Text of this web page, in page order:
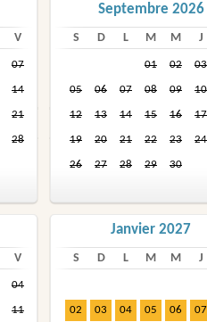
V
07
14
21
28
Septembre 2026
S D L M M J
01 02 03
05 06 07 08 09 10
12 13 14 15 16 17
19 20 21 22 23 24
26 27 28 29 30
V
04
11
Janvier 2027
S D L M M J
02 03 04 05 06 07